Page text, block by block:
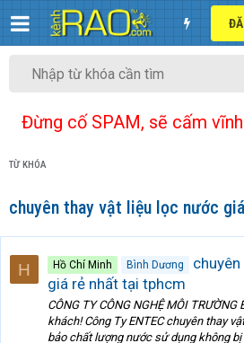
Đừng cố SPAM, sẽ cấm
TỪ KHÓA
chuyên thay vật liệu lọc nước
H Hồ Chí Minh Bình Dương
giá rẻ nhất tại tphcm
CÔNG TY CÔNG NGHỆ MÔI
khách! Công Ty ENTEC chuyên thay
bảo chất lượng nước sử dụng không